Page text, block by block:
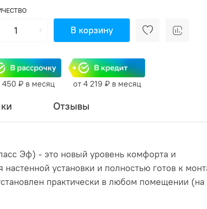
450 ₽ в месяц от 4 219 ₽ в месяц
В корзину
Отзывы
Эф) - это новый уровень комфорта и
установки и полностью готов к
практически в любом помещении (на